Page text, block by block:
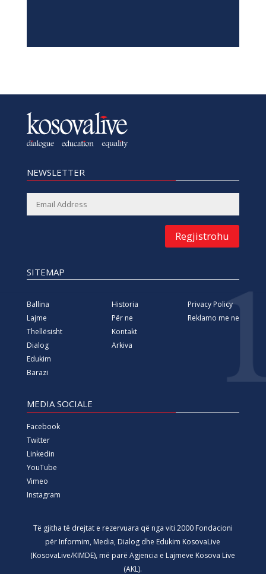
NEWSLETTER
Regjistrohu
SITEMAP
Ballina
Lajme
Thellësisht
Dialog
Edukim
Barazi
Historia
Për ne
Kontakt
Arkiva
Privacy Policy
Reklamo me ne
MEDIA SOCIALE
Facebook
Twitter
Linkedin
YouTube
Vimeo
Instagram
Të gjitha të drejtat e rezervuara që nga viti 2000 Fondacioni
për Informim, Media, Dialog dhe Edukim KosovaLive
(KosovaLive/KIMDE), më parë Agjencia e Lajmeve Kosova Live
(AKL).